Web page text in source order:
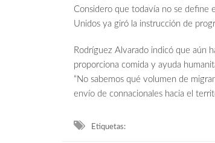
Considero que todavía no se define
Unidos ya giró la instrucción de
Rodríguez Alvarado indicó que aún
proporciona comida y ayuda
“No sabemos qué volumen de
envío de connacionales hacia el
Etiquetas: